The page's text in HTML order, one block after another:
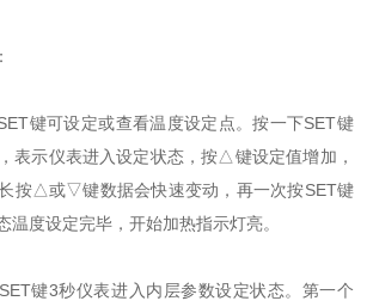
键可设定或查看温度设定点。按一下SET键
表示仪表进入设定状态，按△键设定值增加，
按△或▽键数据会快速变动，再一次按SET键
温度设定完毕，开始加热指示灯亮。
键3秒仪表进入内层参数设定状态。第一个